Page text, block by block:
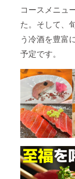
コースメニュ
た。そして、
う冷酒を豊富
予定です。